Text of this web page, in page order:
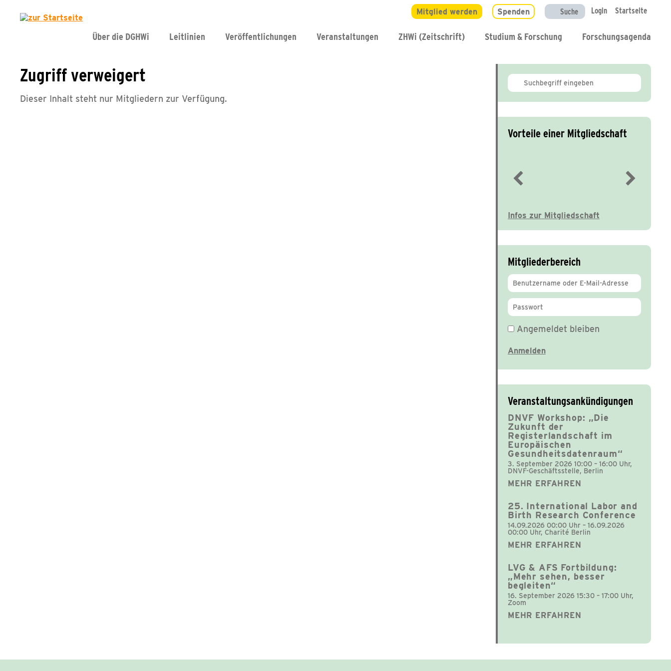
Mitglied werden Spenden Suche Login Startseite
Über die DGHWi Leitlinien Veröffentlichungen Veranstaltungen ZHWi (Zeitschrift) Studium & Forschung Forschungsagenda
Zugriff verweigert
Dieser Inhalt steht nur Mitgliedern zur Verfügung.
Vorteile einer Mitgliedschaft
Infos zur Mitgliedschaft
Mitgliederbereich
Angemeldet bleiben
Veranstaltungsankündigungen
DNVF Workshop: „Die
Zukunft der
Registerlandschaft im
Europäischen
Gesundheitsdatenraum“
3. September 2026 10:00 – 16:00 Uhr,
DNVF-Geschäftsstelle, Berlin
MEHR ERFAHREN
25. International Labor and
Birth Research Conference
14.09.2026 00:00 Uhr – 16.09.2026
00:00 Uhr, Charité Berlin
MEHR ERFAHREN
LVG & AFS Fortbildung:
„Mehr sehen, besser
begleiten“
16. September 2026 15:30 – 17:00 Uhr,
Zoom
MEHR ERFAHREN